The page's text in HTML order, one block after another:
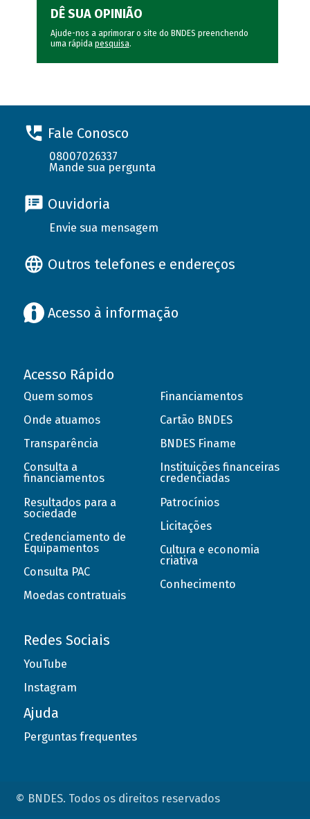
DÊ SUA OPINIÃO
Ajude-nos a aprimorar o site do BNDES preenchendo
uma rápida pesquisa.
Fale Conosco
08007026337
Mande sua pergunta
Ouvidoria
Envie sua mensagem
Outros telefones e endereços
Acesso à informação
Acesso Rápido
Quem somos
Onde atuamos
Transparência
Consulta a
financiamentos
Resultados para a
sociedade
Credenciamento de
Equipamentos
Consulta PAC
Moedas contratuais
Financiamentos
Cartão BNDES
BNDES Finame
Instituições financeiras
credenciadas
Patrocínios
Licitações
Cultura e economia
criativa
Conhecimento
Redes Sociais
YouTube
Instagram
Ajuda
Perguntas frequentes
© BNDES. Todos os direitos reservados